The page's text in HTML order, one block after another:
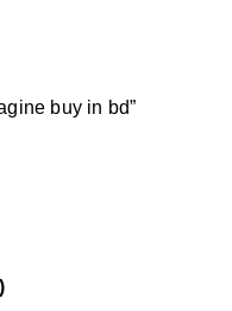
buy in bd”